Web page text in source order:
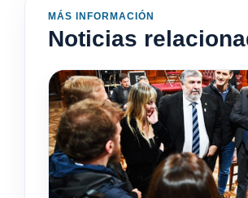
MÁS INFORMACIÓN
Noticias